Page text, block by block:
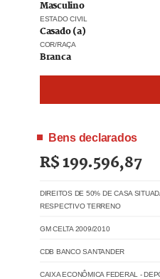
Masculino
ESTADO CIVIL
Casado (a)
COR/RAÇA
Branca
Bens declarados
R$ 199.596,87
DIREITOS DE 50% DE CASA
RESPECTIVO TERRENO
GM CELTA 2009/2010
CDB BANCO SANTANDER
CAIXA ECONÔMICA FEDERAL -